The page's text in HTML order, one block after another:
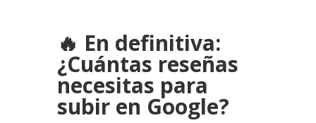
🔥 En definitiva:
¿Cuántas reseñas
necesitas para
subir en Google?